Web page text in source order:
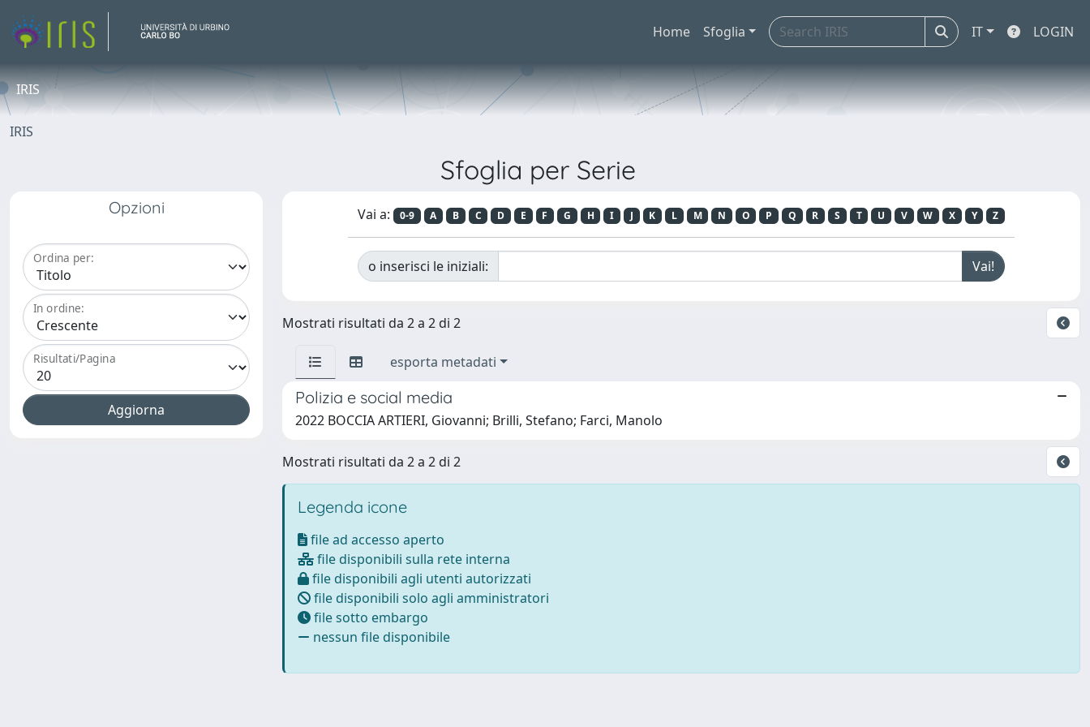
Home Sfoglia IT LOGIN
IRIS
IRIS
Sfoglia per Serie
Opzioni
Ordina per:
In ordine:
Risultati/Pagina
Vai a: 0-9 A B C D E F G H I J K L M N O P Q R S T U V W X Y Z
o inserisci le iniziali:
Mostrati risultati da 2 a 2 di 2
esporta metadati
Polizia e social media
2022 BOCCIA ARTIERI, Giovanni; Brilli, Stefano; Farci, Manolo
Mostrati risultati da 2 a 2 di 2
Legenda icone
file ad accesso aperto
file disponibili sulla rete interna
file disponibili agli utenti autorizzati
file disponibili solo agli amministratori
file sotto embargo
nessun file disponibile